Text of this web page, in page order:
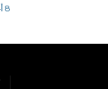
8 أغسطس 2026